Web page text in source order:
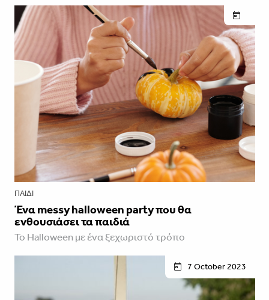
ΠΑΙΔΊ
Ένα messy halloween party που θα
ενθουσιάσει τα παιδιά
Το Halloween με ένα ξεχωριστό τρόπο
7 October 2023